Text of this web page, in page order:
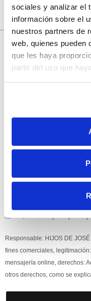
sociales y analizar el
información sobre el
nuestros partners de
web, quienes pueden
que les haya
partir del uso que
10%
con tu
a nuestra
Responsable: HIJOS DE
fines comerciales,
mensajería online, derechos:
otros derechos, como se